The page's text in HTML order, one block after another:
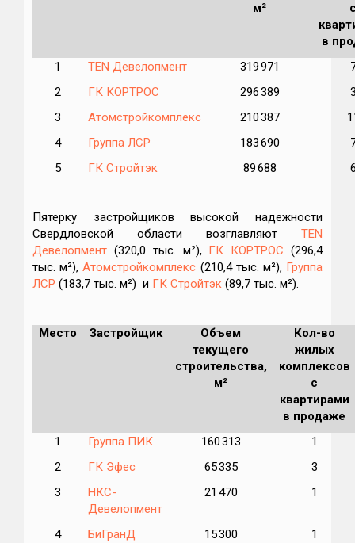
м²
в
1
TEN Девелопмент 319 971
2
ГК КОРТРОС 296 389
3
Атомстройкомплекс 210 387
4
Группа ЛСР 183 690
5
ГК Стройтэк 89 688
Пятерку застройщиков высокой надежности
Свердловской области возглавляют TEN
Девелопмент (320,0 тыс. м²), ГК КОРТРОС (296,4
тыс. м²),Атомстройкомплекс (210,4 тыс. м²), Группа
ЛСР (183,7 тыс. м²) и ГК Стройтэк (89,7 тыс. м²).
Место Застройщик
Объем
текущего
строительства,
м²
Кол-во
жилых
комплексов
с
квартирами
в продаже
1
Группа ПИК 160 313
1
2
ГК Эфес 65 335
3
3
НКС-
Девелопмент
21 470 1
4 БиГранД 15 300
1